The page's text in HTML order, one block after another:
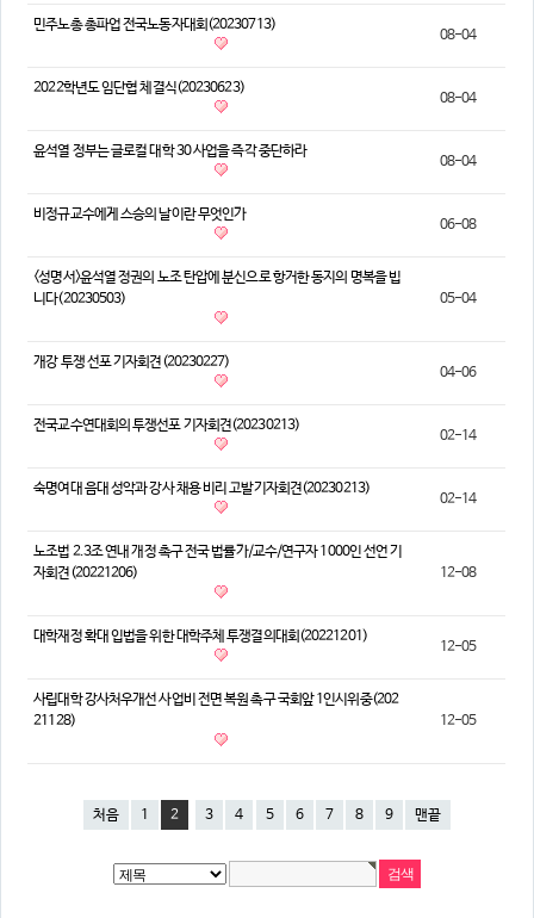
민주노총 총파업 전국노동자대회(20230713)
08-04
2022학년도 임단협 체결식(20230623)
08-04
윤석열 정부는 글로컬 대학 30 사업을 즉각 중단하라
08-04
비정규교수에게 스승의 날이란 무엇인가
06-08
<성명서>윤석열 정권의 노조 탄압에 분신으로 항거한 동지의 명복을 빕
니다(20230503)
05-04
개강 투쟁 선포 기자회견(20230227)
04-06
전국교수연대회의 투쟁선포 기자회견(20230213)
02-14
숙명여대 음대 성악과 강사 채용 비리 고발기자회견(20230213)
02-14
노조법 2.3조 연내 개정 촉구 전국 법률가/교수/연구자 1000인 선언 기
자회견(20221206)
12-08
대학재정 확대 입법을 위한 대학주체 투쟁결의대회(20221201)
12-05
사립대학 강사처우개선 사업비 전면 복원 촉구 국회앞 1인시위중(202
21128)
12-05
처음 1 2 3 4 5 6 7 8 9 맨끝